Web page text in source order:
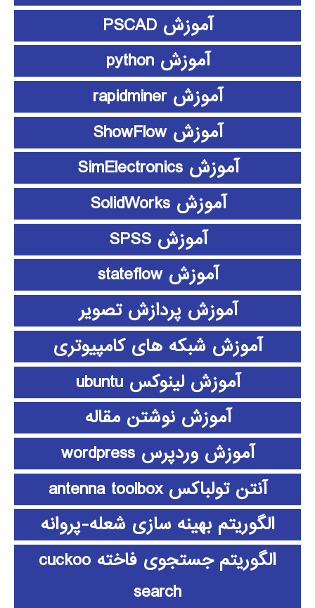
آموزش PSCAD
آموزش python
آموزش rapidminer
آموزش ShowFlow
آموزش SimElectronics
آموزش SolidWorks
آموزش SPSS
آموزش stateflow
آموزش پردازش تصویر
آموزش شبکه های کامپیوتری
آموزش لینوکس ubuntu
آموزش نوشتن مقاله
آموزش وردپرس wordpress
آنتن تولباکس antenna toolbox
الگوریتم بهینه سازی شعله-پروانه
الگوریتم جستجوی فاخته cuckoo
search